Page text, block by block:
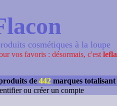
cosmétiques à la loupe
vos favoris : désormais, c'est
de 442 marques totalisant
ou créer un compte